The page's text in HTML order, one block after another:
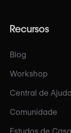
Recursos
Blog
Workshop
Central de Ajuda
Comunidade